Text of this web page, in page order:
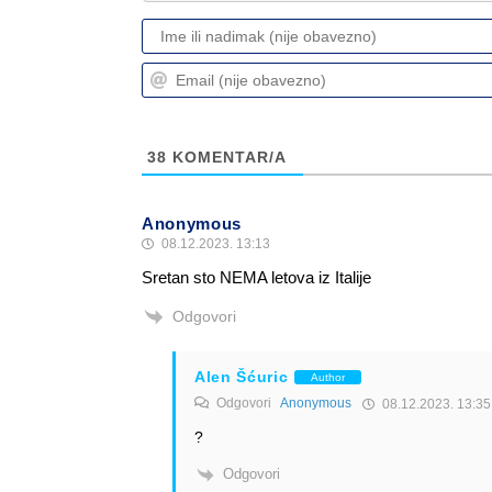
38 KOMENTAR/A
Anonymous
08.12.2023. 13:13
Sretan sto NEMA letova iz Italije
Odgovori
Alen Šćuric Author
Odgovori Anonymous 08.12.2023. 13:35
?
Odgovori